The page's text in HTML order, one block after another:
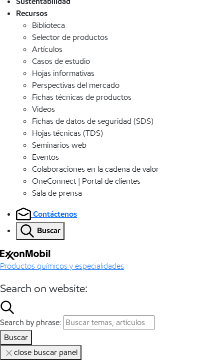
Recursos
Biblioteca
Selector de productos
Artículos
Casos de estudio
Hojas informativas
Perspectivas del mercado
Fichas técnicas de productos
Videos
Fichas de datos de seguridad (SDS)
Hojas técnicas (TDS)
Seminarios web
Eventos
Colaboraciones en la cadena de valor
OneConnect | Portal de clientes
Sala de prensa
Contáctenos
Buscar
Productos químicos y especialidades
Search on website:
Search by phrase:
Buscar
close buscar panel